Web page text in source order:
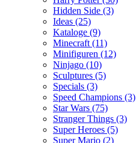
Hidden Side (3)
Ideas (25)
Kataloge (9)
Minecraft (11)
Minifiguren (12)
Ninjago (10)
Sculptures (5)
Specials (3)
Speed Champions (3)
Star Wars (75)
Stranger Things (3)
Super Heroes (5)
Super Mario (2)